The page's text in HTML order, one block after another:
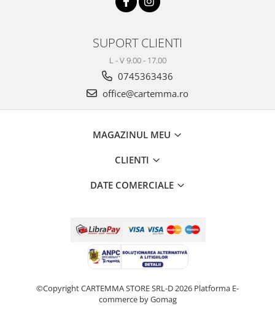
SUPORT CLIENTI
L - V 9.00 - 17.00
0745363436
office@cartemma.ro
MAGAZINUL MEU
CLIENTI
DATE COMERCIALE
©Copyright CARTEMMA STORE SRL-D 2026 Platforma E-
commerce by Gomag